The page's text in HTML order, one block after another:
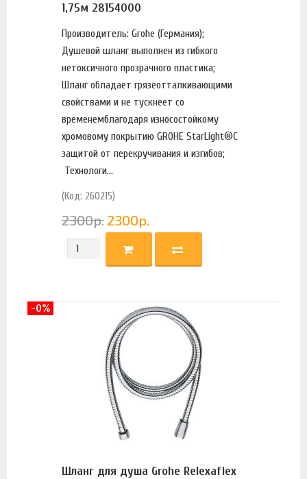
1,75м 28154000
Производитель: Grohe (Германия);
Душевой шланг выполнен из гибкого
нетоксичного прозрачного пластика;
Шланг обладает грязеотталкивающими
свойствами и не тускнеет со
временемблагодаря износостойкому
хромовому покрытию GROHE StarLight®С
защитой от перекручивания и изгибов;
Технологи...
(Код: 260215)
2300р. 2300р.
Шланг для душа Grohe Relexaflex
-0%